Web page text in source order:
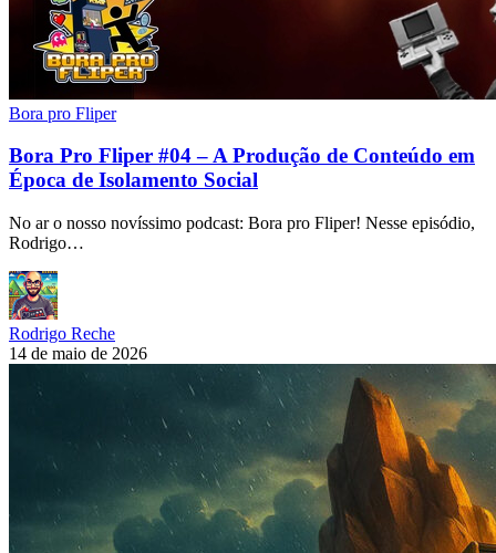
Bora pro Fliper
Bora Pro Fliper #04 – A Produção de Conteúdo em
Época de Isolamento Social
No ar o nosso novíssimo podcast: Bora pro Fliper! Nesse episódio,
Rodrigo…
Rodrigo Reche
14 de maio de 2026